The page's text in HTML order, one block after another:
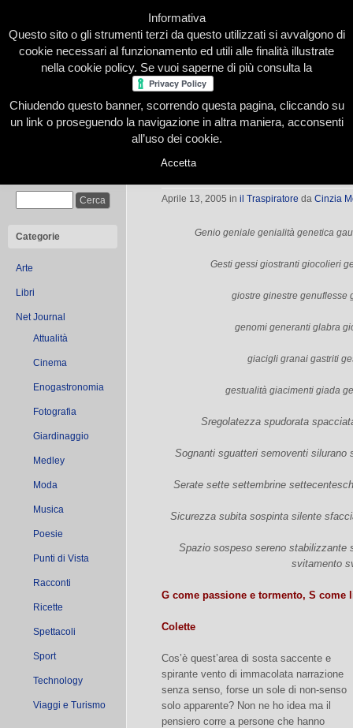
Home Presentazione Redazione Le nostre firme
Categorie
Arte
Libri
Net Journal
Attualità
Cinema
Enogastronomia
Fotografia
Giardinaggio
Medley
Moda
Musica
Poesie
Punti di Vista
Racconti
Ricette
Spettacoli
Sport
Technology
Viaggi e Turismo
Genio e sregolatezza
Aprile 13, 2005 in il Traspiratore da Cinzia
Genio geniale genialità genetica
Gesti gessi giostranti giocolieri
giostre ginestre genuflesse
genomi generanti glabra
giacigli granai gastriti
gestualità giacimenti giada
Sregolatezza spudorata
Sognanti sguatteri semoventi
Serate sette settembrine
Sicurezza subita sospinta silente
Spazio sospeso sereno stabilizzante
svitamento
G come passione e tormento, S come
Colette
Cos’è quest’area di sosta saccente e
spirante vento di immacolata narrazione
senza senso, forse un sole di non-senso
solo apparente? Non ne ho idea ma il
pensiero corre a persone che hanno
Informativa
Questo sito o gli strumenti terzi da questo utilizzati si avvalgono di
cookie necessari al funzionamento ed utili alle finalità illustrate
nella cookie policy. Se vuoi saperne di più consulta la
Chiudendo questo banner, scorrendo questa pagina, cliccando su
un link o proseguendo la navigazione in altra maniera, acconsenti
all’uso dei cookie.
Accetta